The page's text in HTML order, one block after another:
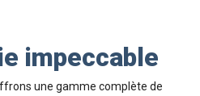
impeccable
une gamme complète de